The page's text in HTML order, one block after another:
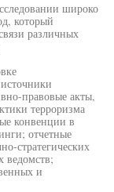
широко
который
различных
правовые акты,
терроризма
конвенции в
отчетные
стратегических
ведомств;
и